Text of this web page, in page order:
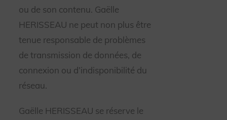
ou de son contenu. Gaëlle
HERISSEAU ne peut non plus être
tenue responsable de problèmes
de transmission de données, de
connexion ou d’indisponibilité du
réseau.
Gaëlle HERISSEAU se réserve le